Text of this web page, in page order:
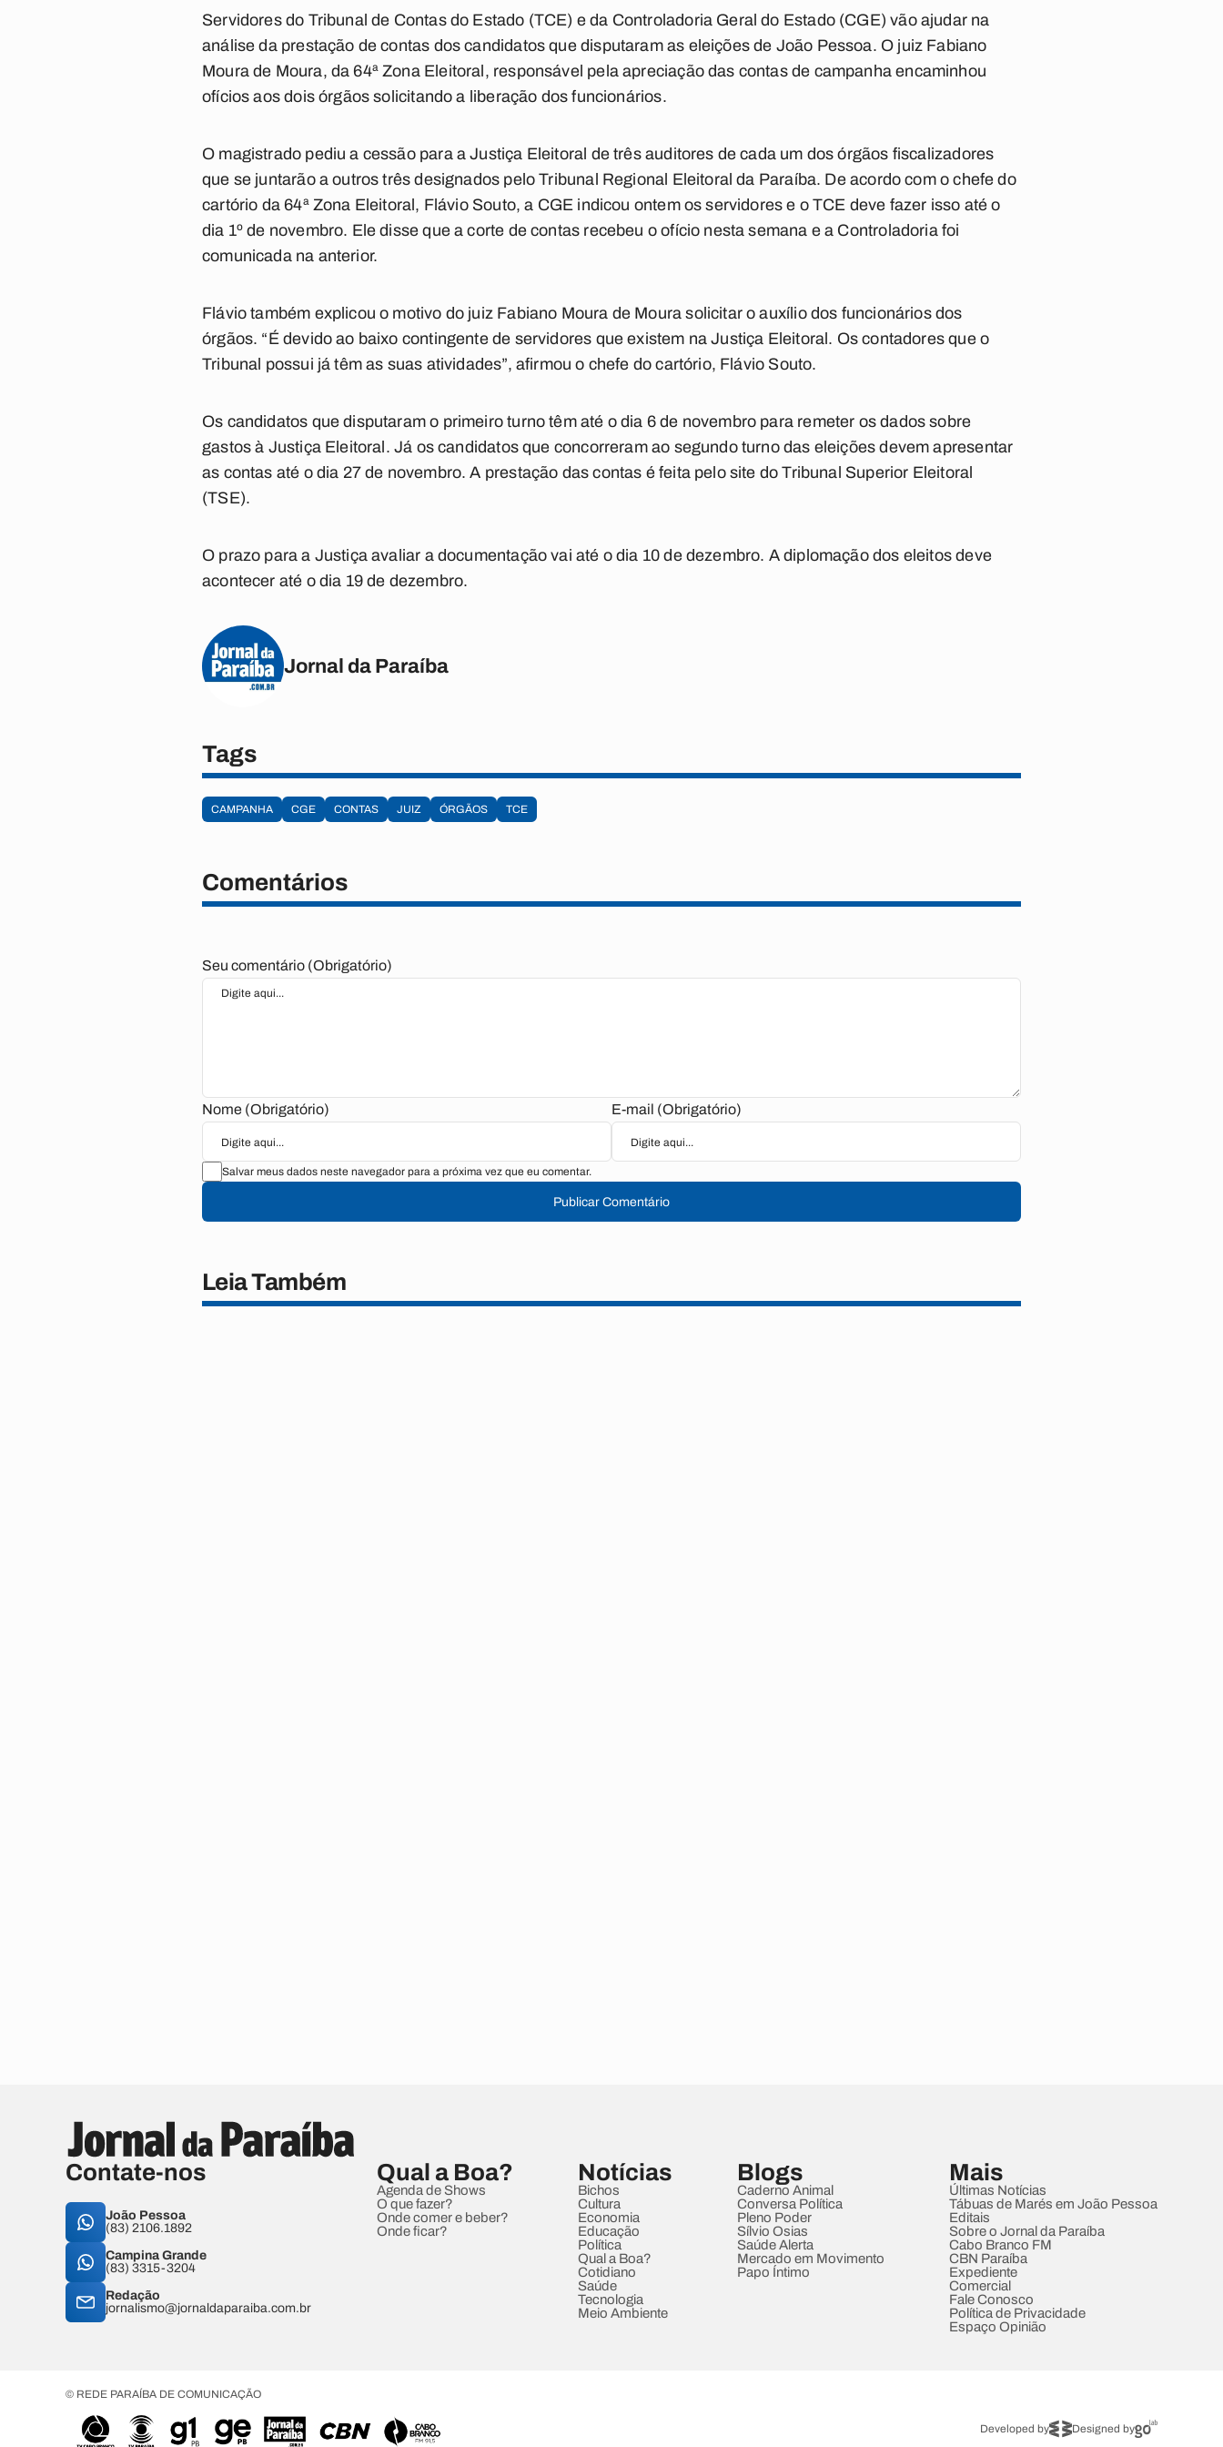
Servidores do Tribunal de Contas do Estado (TCE) e da Controladoria Geral do Estado (CGE) vão ajudar na
análise da prestação de contas dos candidatos que disputaram as eleições de João Pessoa. O juiz Fabiano
Moura de Moura, da 64ª Zona Eleitoral, responsável pela apreciação das contas de campanha encaminhou
ofícios aos dois órgãos solicitando a liberação dos funcionários.
O magistrado pediu a cessão para a Justiça Eleitoral de três auditores de cada um dos órgãos fiscalizadores
que se juntarão a outros três designados pelo Tribunal Regional Eleitoral da Paraíba. De acordo com o chefe do
cartório da 64ª Zona Eleitoral, Flávio Souto, a CGE indicou ontem os servidores e o TCE deve fazer isso até o
dia 1º de novembro. Ele disse que a corte de contas recebeu o ofício nesta semana e a Controladoria foi
comunicada na anterior.
Flávio também explicou o motivo do juiz Fabiano Moura de Moura solicitar o auxílio dos funcionários dos
órgãos. “É devido ao baixo contingente de servidores que existem na Justiça Eleitoral. Os contadores que o
Tribunal possui já têm as suas atividades”, afirmou o chefe do cartório, Flávio Souto.
Os candidatos que disputaram o primeiro turno têm até o dia 6 de novembro para remeter os dados sobre
gastos à Justiça Eleitoral. Já os candidatos que concorreram ao segundo turno das eleições devem apresentar
as contas até o dia 27 de novembro. A prestação das contas é feita pelo site do Tribunal Superior Eleitoral
(TSE).
O prazo para a Justiça avaliar a documentação vai até o dia 10 de dezembro. A diplomação dos eleitos deve
acontecer até o dia 19 de dezembro.
Jornal da Paraíba
Tags
CAMPANHA CGE CONTAS JUIZ ÓRGÃOS TCE
Comentários
Seu comentário (Obrigatório)
Nome (Obrigatório) E-mail (Obrigatório)
Salvar meus dados neste navegador para a próxima vez que eu comentar.
Publicar Comentário
Leia Também
Contate-nos
João Pessoa
(83) 2106.1892
Campina Grande
(83) 3315-3204
Redação
jornalismo@jornaldaparaiba.com.br
Qual a Boa?
Agenda de Shows
O que fazer?
Onde comer e beber?
Onde ficar?
Notícias
Bichos
Cultura
Economia
Educação
Política
Qual a Boa?
Cotidiano
Saúde
Tecnologia
Meio Ambiente
Blogs
Caderno Animal
Conversa Política
Pleno Poder
Sílvio Osias
Saúde Alerta
Mercado em Movimento
Papo Íntimo
Mais
Últimas Notícias
Tábuas de Marés em João Pessoa
Editais
Sobre o Jornal da Paraíba
Cabo Branco FM
CBN Paraíba
Expediente
Comercial
Fale Conosco
Política de Privacidade
Espaço Opinião
© REDE PARAÍBA DE COMUNICAÇÃO
Developed by Designed by